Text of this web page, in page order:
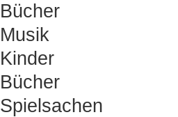
Bücher
Musik
Kinder
Bücher
Spielsachen